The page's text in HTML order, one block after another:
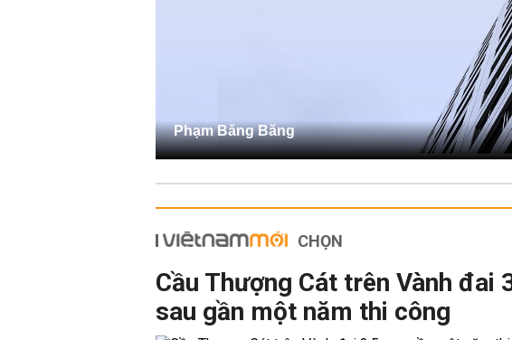
Phạm Băng Băng
CHỌN
Cầu Thượng Cát trên Vành đai
sau gần một năm thi công